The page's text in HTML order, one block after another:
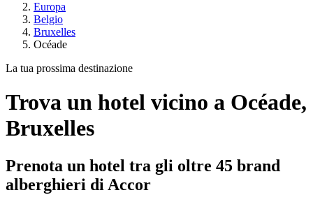
Europa
Belgio
Bruxelles
Océade
La tua prossima destinazione
Trova un hotel vicino a Océade,
Bruxelles
Prenota un hotel tra gli oltre 45 brand
alberghieri di Accor